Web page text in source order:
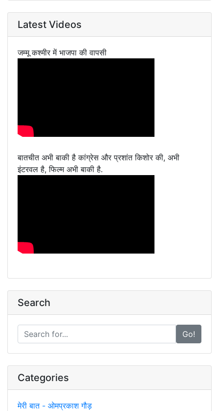
Latest Videos
जम्मू कश्मीर में भाजपा की वापसी
बातचीत अभी बाकी है कांग्रेस और प्रशांत किशोर की, अभी
इंटरवल है, फिल्म अभी बाकी है.
Search
Go!
Categories
मेरी बात - ओमप्रकाश गौड़